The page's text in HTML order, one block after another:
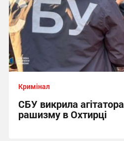
Кримінал
СБУ викрила агітатора
рашизму в Охтирці